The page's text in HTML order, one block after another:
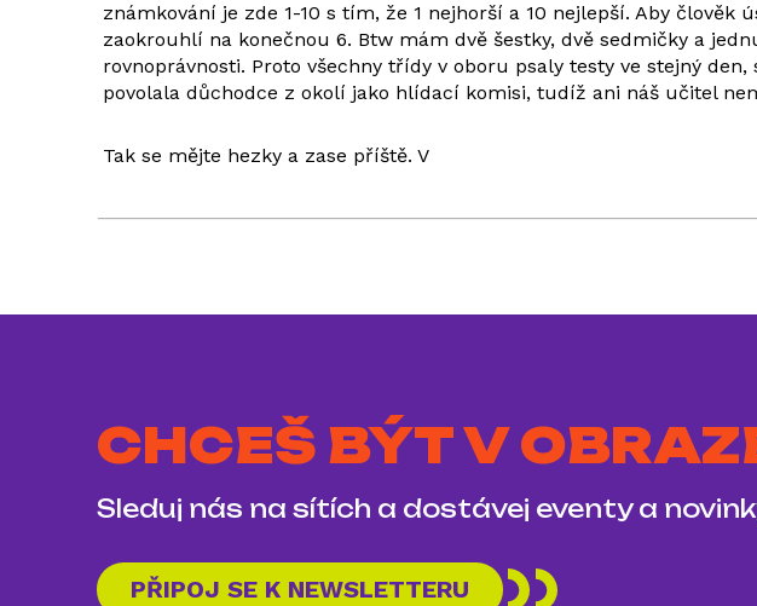
známkování je zde 1-10 s tím, že 1 nejhorší a 10 nejlepší. Aby člověk
zaokrouhlí na konečnou 6. Btw mám dvě šestky, dvě sedmičky a
rovnoprávnosti. Proto všechny třídy v oboru psaly testy ve stejný
povolala důchodce z okolí jako hlídací komisi, tudíž ani náš učitel
Tak se mějte hezky a zase příště. V
CHCEŠ BÝT V
Sleduj nás na sítích a dostávej eventy a
PŘIPOJ SE K NEWSLETTERU